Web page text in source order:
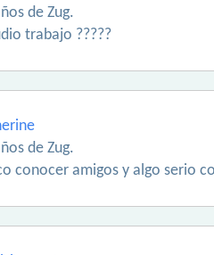
de Zug.
trabajo ?????
de Zug.
conocer amigos y algo serio